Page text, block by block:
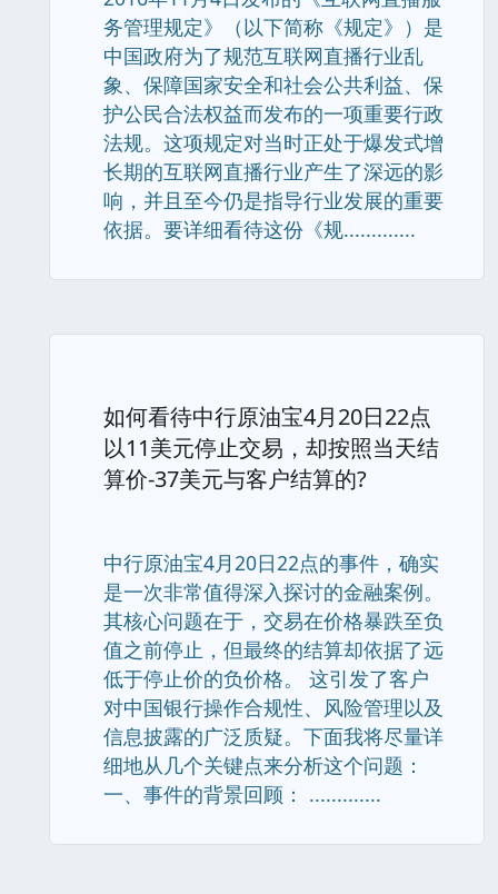
务管理规定》（以下简称《规定》）是
中国政府为了规范互联网直播行业乱
象、保障国家安全和社会公共利益、保
护公民合法权益而发布的一项重要行政
法规。这项规定对当时正处于爆发式增
长期的互联网直播行业产生了深远的影
响，并且至今仍是指导行业发展的重要
依据。要详细看待这份《规.............
如何看待中行原油宝4月20日22点
以11美元停止交易，却按照当天结
算价-37美元与客户结算的?
中行原油宝4月20日22点的事件，确实
是一次非常值得深入探讨的金融案例。
其核心问题在于，交易在价格暴跌至负
值之前停止，但最终的结算却依据了远
低于停止价的负价格。 这引发了客户
对中国银行操作合规性、风险管理以及
信息披露的广泛质疑。下面我将尽量详
细地从几个关键点来分析这个问题：
一、事件的背景回顾： .............